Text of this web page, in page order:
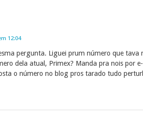
12:04
pergunta. Liguei prum número que
dela atual, Primex? Manda pra nois por
o número no blog pros tarado tudo